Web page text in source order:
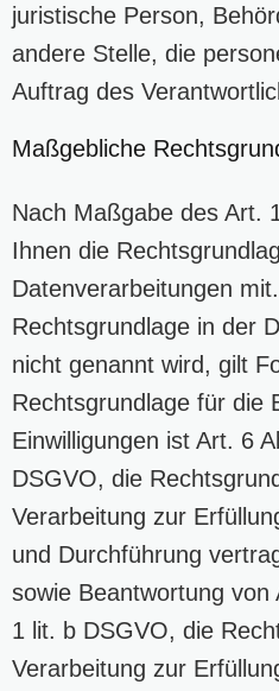
juristische Person,
andere Stelle, die
Auftrag des
Maßgebliche
Nach Maßgabe des Art.
Ihnen die
Datenverarbeitungen
Rechtsgrundlage in der
nicht genannt wird, gilt
Rechtsgrundlage für die
Einwilligungen ist Art. 6
DSGVO, die
Verarbeitung zur
und Durchführung
sowie Beantwortung von
1 lit. b DSGVO, die
Verarbeitung zur